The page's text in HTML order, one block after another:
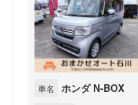
車名
ホンダ N-BOX